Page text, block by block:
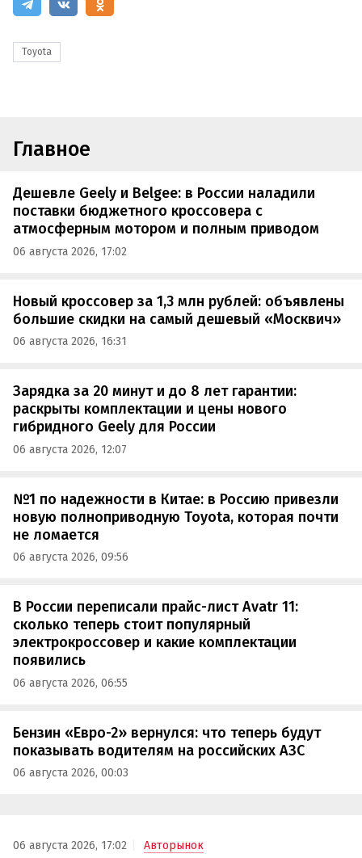
Toyota
Главное
Дешевле Geely и Belgee: в России наладили
поставки бюджетного кроссовера с
атмосферным мотором и полным приводом
06 августа 2026, 17:02
Новый кроссовер за 1,3 млн рублей: объявлены
большие скидки на самый дешевый «Москвич»
06 августа 2026, 16:31
Зарядка за 20 минут и до 8 лет гарантии:
раскрыты комплектации и цены нового
гибридного Geely для России
06 августа 2026, 12:07
№1 по надежности в Китае: в Россию привезли
новую полноприводную Toyota, которая почти
не ломается
06 августа 2026, 09:56
В России переписали прайс-лист Avatr 11:
сколько теперь стоит популярный
электрокроссовер и какие комплектации
появились
06 августа 2026, 06:55
Бензин «Евро-2» вернулся: что теперь будут
показывать водителям на российских АЗС
06 августа 2026, 00:03
06 августа 2026, 17:02 Авторынок